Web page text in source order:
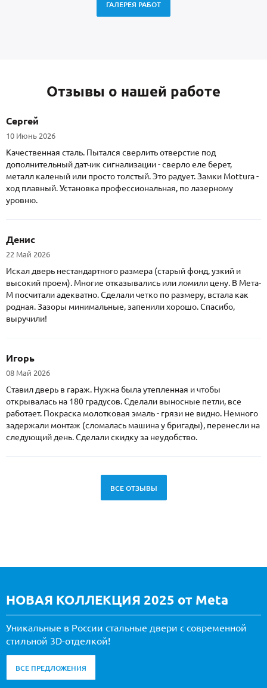
ГАЛЕРЕЯ РАБОТ
Отзывы о нашей работе
Сергей
10 Июнь 2026
Качественная сталь. Пытался сверлить отверстие под
дополнительный датчик сигнализации - сверло еле берет,
металл каленый или просто толстый. Это радует. Замки Mottura -
ход плавный. Установка профессиональная, по лазерному
уровню.
Денис
22 Май 2026
Искал дверь нестандартного размера (старый фонд, узкий и
высокий проем). Многие отказывались или ломили цену. В Мета-
М посчитали адекватно. Сделали четко по размеру, встала как
родная. Зазоры минимальные, запенили хорошо. Спасибо,
выручили!
Игорь
08 Май 2026
Ставил дверь в гараж. Нужна была утепленная и чтобы
открывалась на 180 градусов. Сделали выносные петли, все
работает. Покраска молотковая эмаль - грязи не видно. Немного
задержали монтаж (сломалась машина у бригады), перенесли на
следующий день. Сделали скидку за неудобство.
ВСЕ ОТЗЫВЫ
НОВАЯ КОЛЛЕКЦИЯ 2025 от Meta
Уникальные в России стальные двери с современной
стильной 3D-отделкой!
ВСЕ ПРЕДЛОЖЕНИЯ